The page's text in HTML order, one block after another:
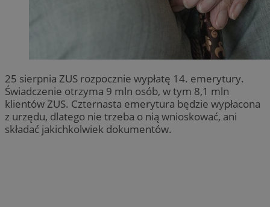
25 sierpnia ZUS rozpocznie wypłatę 14. emerytury.
Świadczenie otrzyma 9 mln osób, w tym 8,1 mln
klientów ZUS. Czternasta emerytura będzie wypłacona
z urzędu, dlatego nie trzeba o nią wnioskować, ani
składać jakichkolwiek dokumentów.